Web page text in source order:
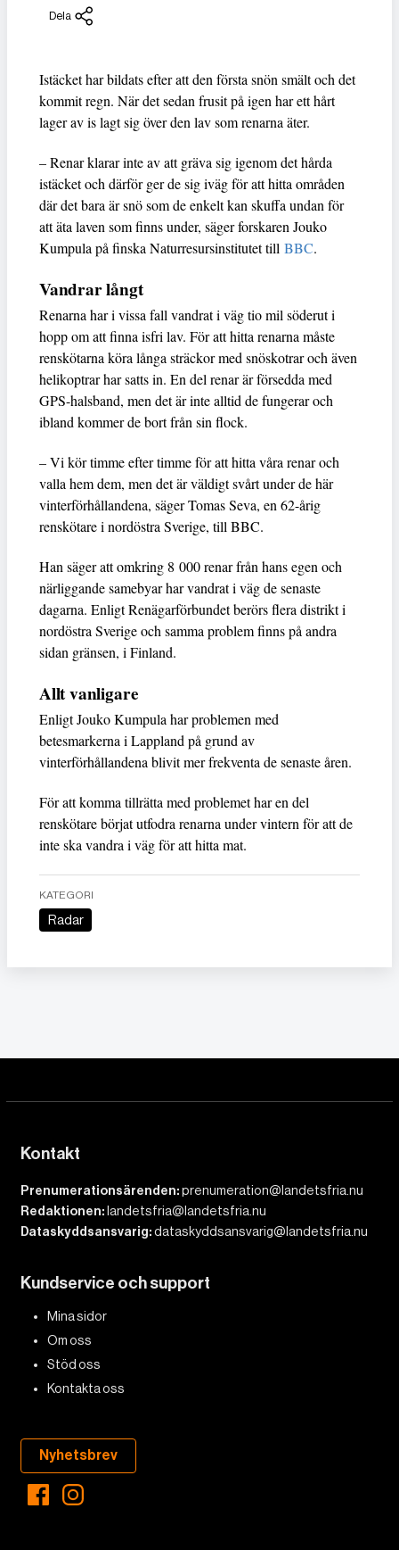
Dela
Istäcket har bildats efter att den första snön smält och det
kommit regn. När det sedan frusit på igen har ett hårt
lager av is lagt sig över den lav som renarna äter.
– Renar klarar inte av att gräva sig igenom det hårda
istäcket och därför ger de sig iväg för att hitta områden
där det bara är snö som de enkelt kan skuffa undan för
att äta laven som finns under, säger forskaren Jouko
Kumpula på finska Naturresursinstitutet till BBC.
Vandrar långt
Renarna har i vissa fall vandrat i väg tio mil söderut i
hopp om att finna isfri lav. För att hitta renarna måste
renskötarna köra långa sträckor med snöskotrar och även
helikoptrar har satts in. En del renar är försedda med
GPS-halsband, men det är inte alltid de fungerar och
ibland kommer de bort från sin flock.
– Vi kör timme efter timme för att hitta våra renar och
valla hem dem, men det är väldigt svårt under de här
vinterförhållandena, säger Tomas Seva, en 62-årig
renskötare i nordöstra Sverige, till BBC.
Han säger att omkring 8 000 renar från hans egen och
närliggande samebyar har vandrat i väg de senaste
dagarna. Enligt Renägarförbundet berörs flera distrikt i
nordöstra Sverige och samma problem finns på andra
sidan gränsen, i Finland.
Allt vanligare
Enligt Jouko Kumpula har problemen med
betesmarkerna i Lappland på grund av
vinterförhållandena blivit mer frekventa de senaste åren.
För att komma tillrätta med problemet har en del
renskötare börjat utfodra renarna under vintern för att de
inte ska vandra i väg för att hitta mat.
KATEGORI
Radar
Kontakt
Prenumerationsärenden:prenumeration@landetsfria.nu
Redaktionen: landetsfria@landetsfria.nu
Dataskyddsansvarig:dataskyddsansvarig@landetsfria.nu
Kundservice och support
Mina sidor
Om oss
Stöd oss
Kontakta oss
Nyhetsbrev